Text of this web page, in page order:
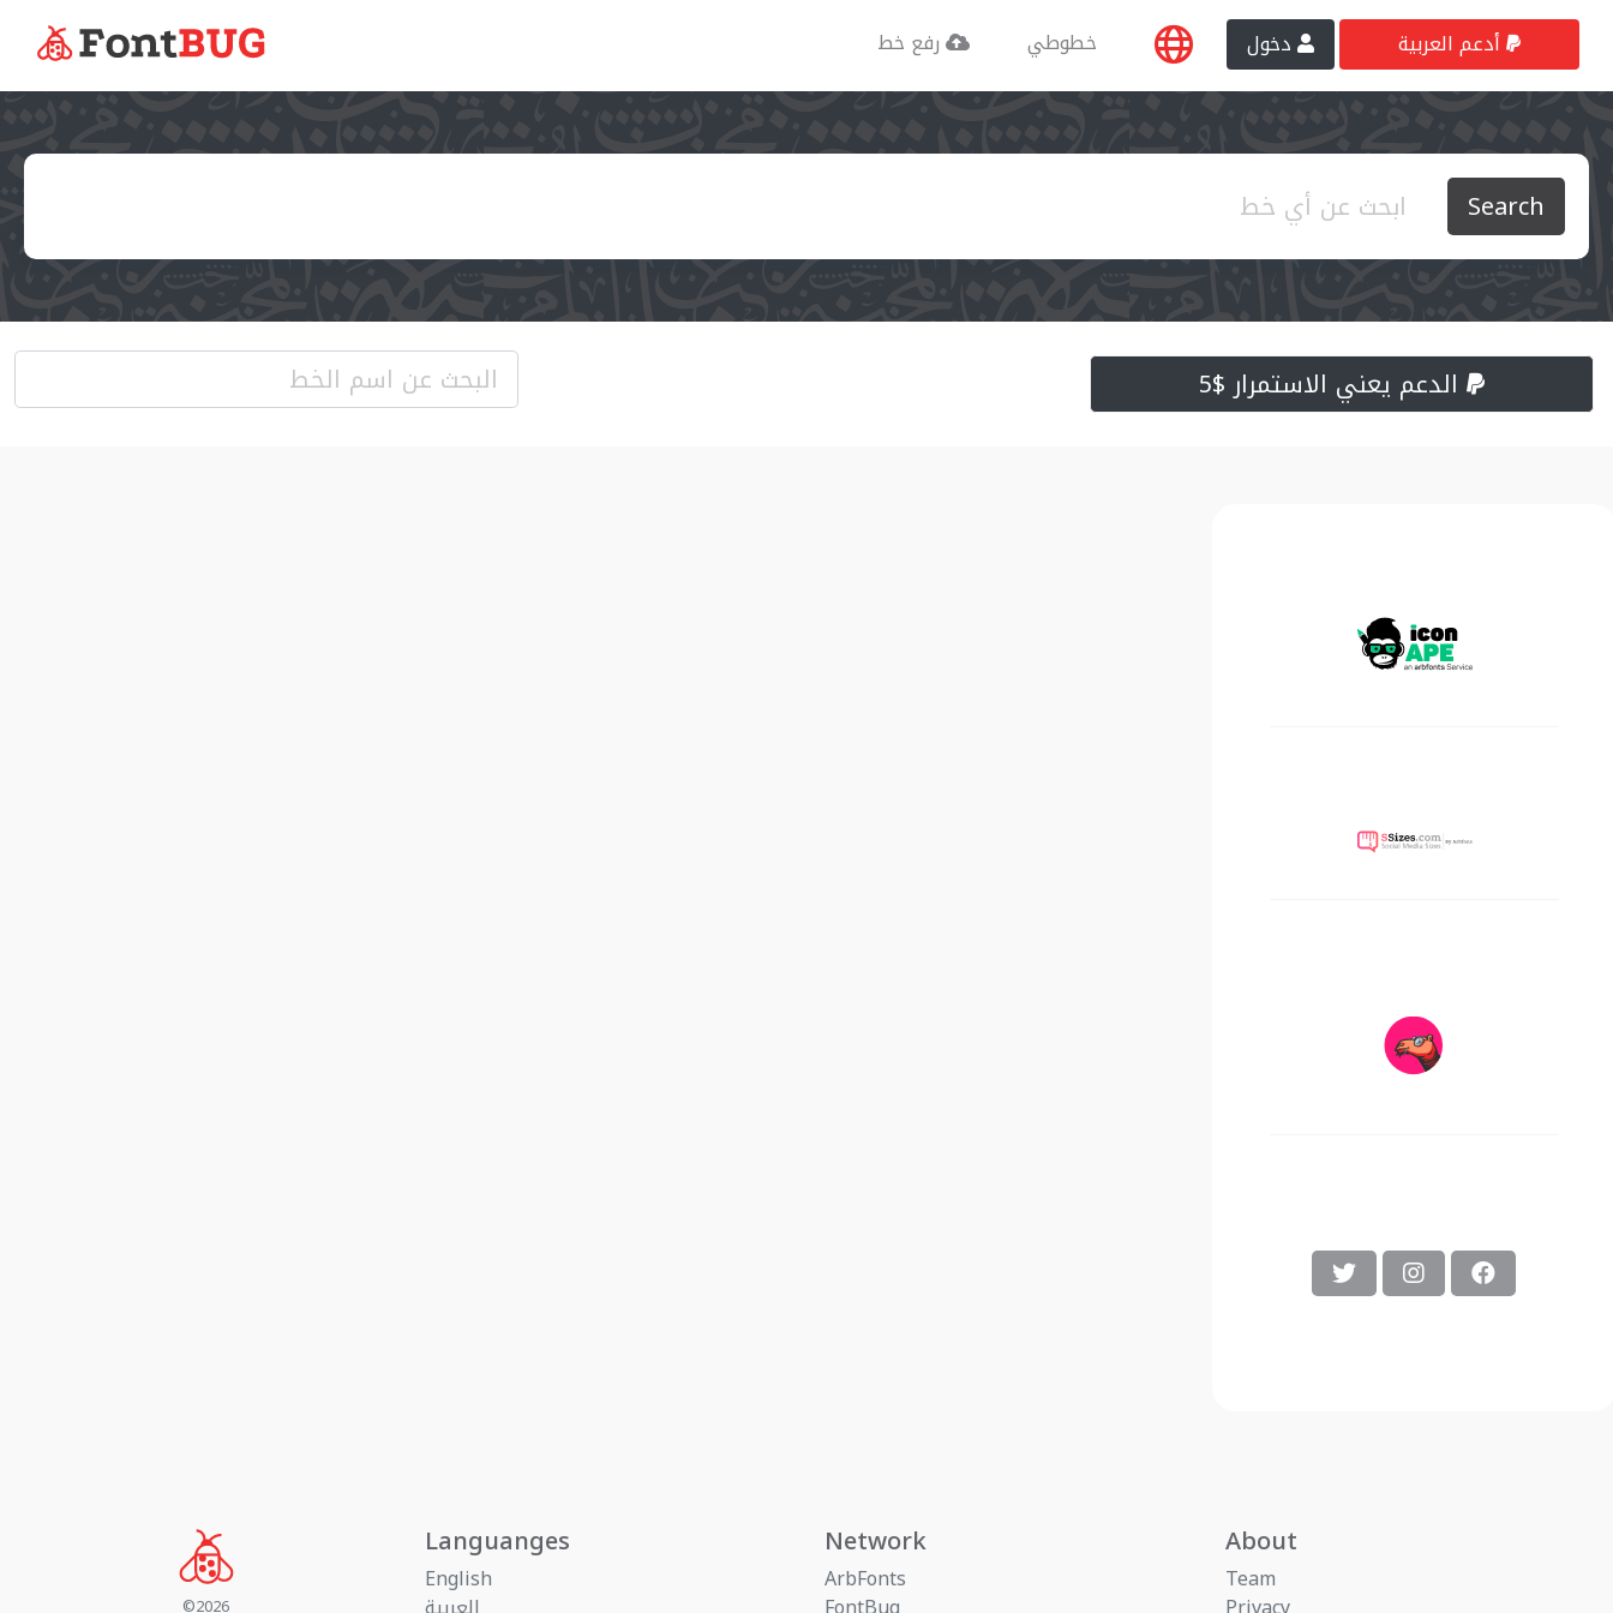
خطوطي
Search
الدعم يعني الاستمرار $5
©2026
Languanges
English
Network
ArbFonts
About
Team